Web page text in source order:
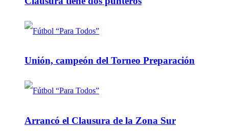
Unión, campeón del Torneo Preparación
Arrancó el Clausura de la Zona Sur